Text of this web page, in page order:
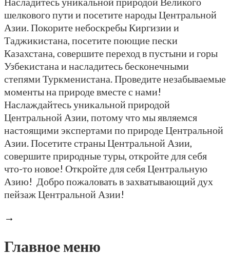
шелкового пути и посетите народы Центральной
Азии. Покорите небоскребы Киргизии и
Таджикистана, посетите поющие пески
Казахстана, совершите переход в пустыни и горы
Узбекистана и насладитесь бесконечными
степями Туркменистана. Проведите незабываемые
моменты на природе вместе с нами!
Наслаждайтесь уникальной природой
Центральной Азии, потому что мы являемся
настоящими экспертами по природе Центральной
Азии. Посетите страны Центральной Азии,
совершите природные туры, откройте для себя
что-то новое! Откройте для себя Центральную
Азию! Добро пожаловать в захватывающий дух
пейзаж Центральной Азии!
→
Главное меню